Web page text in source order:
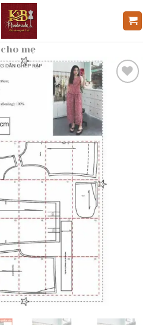
mẹ
wishlist